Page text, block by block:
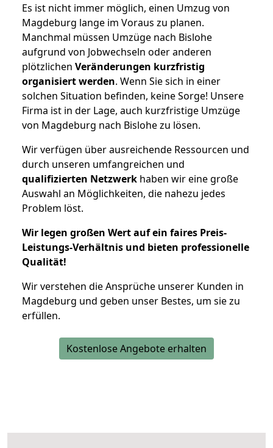
Es ist nicht immer möglich, einen Umzug von
Magdeburg lange im Voraus zu planen.
Manchmal müssen Umzüge nach Bislohe
aufgrund von Jobwechseln oder anderen
plötzlichen Veränderungen kurzfristig
organisiert werden. Wenn Sie sich in einer
solchen Situation befinden, keine Sorge! Unsere
Firma ist in der Lage, auch kurzfristige Umzüge
von Magdeburg nach Bislohe zu lösen.
Wir verfügen über ausreichende Ressourcen und
durch unseren umfangreichen und
qualifizierten Netzwerk haben wir eine große
Auswahl an Möglichkeiten, die nahezu jedes
Problem löst.
Wir legen großen Wert auf ein faires Preis-
Leistungs-Verhältnis und bieten professionelle
Qualität!
Wir verstehen die Ansprüche unserer Kunden in
Magdeburg und geben unser Bestes, um sie zu
erfüllen.
Kostenlose Angebote erhalten